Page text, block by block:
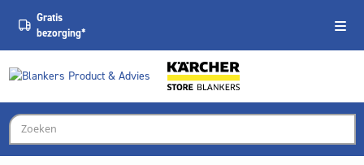
Gratis
bezorging*